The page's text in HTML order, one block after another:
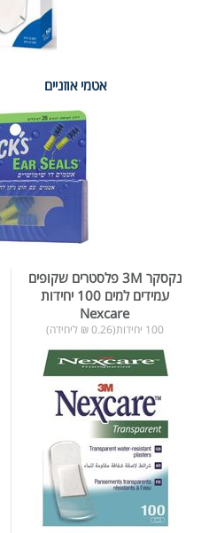
אטמי אוזניים
נקסקר 3M פלסטרים שקופים
עמידים למים 100 יחידות
Nexcare
100 יחידות(0.26 ₪ ליחידה)